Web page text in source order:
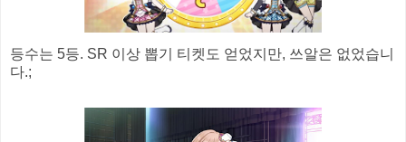
등수는 5등. SR 이상 뽑기 티켓도 얻었지만, 쓰알은 없었습니
다.;